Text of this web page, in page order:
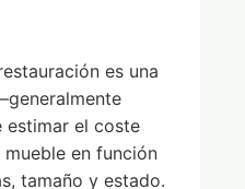
es una
el coste
en función
tamaño y estado.